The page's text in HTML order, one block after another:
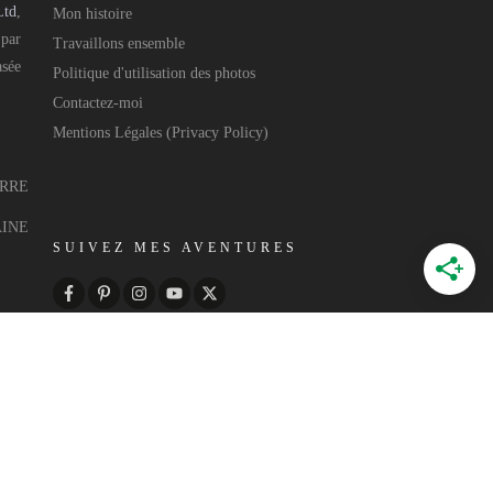
,
Mon histoire
Travaillons ensemble
Politique d'utilisation des photos
Contactez-moi
Mentions Légales (Privacy Policy)
SUIVEZ MES AVENTURES